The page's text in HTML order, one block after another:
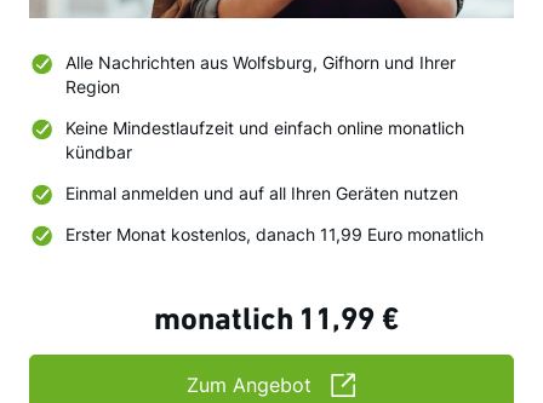
Alle Nachrichten aus Wolfsburg, Gifhorn und Ihrer
Region
Keine Mindestlaufzeit und einfach online monatlich
kündbar
Einmal anmelden und auf all Ihren Geräten nutzen
Erster Monat kostenlos, danach 11,99 Euro monatlich
monatlich 11,99 €
Zum Angebot